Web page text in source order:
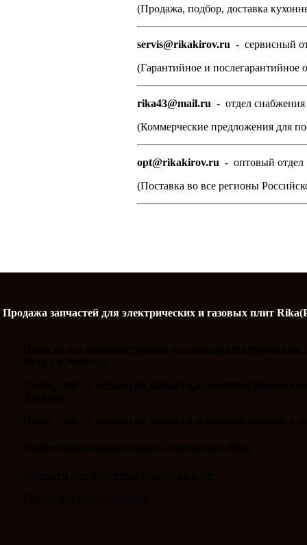
(Продажа, подбор, доставка
servis@rikakirov.ru - сервисный
(Гарантийное и
rika43@mail.ru - отдел снабжения
(Коммерческие предложения для
opt@rikakirov.ru - оптовый отдел
(Поставка во все регионы
Продажа запчастей для электрических и газовых плит